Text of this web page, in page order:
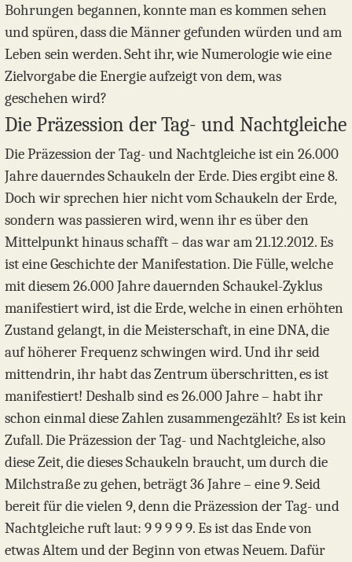
Bohrungen begannen, konnte man es kommen sehen
und spüren, dass die Männer gefunden würden und am
Leben sein werden. Seht ihr, wie Numerologie wie eine
Zielvorgabe die Energie aufzeigt von dem, was
geschehen wird?
Die Präzession der Tag- und Nachtgleiche
Die Präzession der Tag- und Nachtgleiche ist ein 26.000
Jahre dauerndes Schaukeln der Erde. Dies ergibt eine 8.
Doch wir sprechen hier nicht vom Schaukeln der Erde,
sondern was passieren wird, wenn ihr es über den
Mittelpunkt hinaus schafft – das war am 21.12.2012. Es
ist eine Geschichte der Manifestation. Die Fülle, welche
mit diesem 26.000 Jahre dauernden Schaukel-Zyklus
manifestiert wird, ist die Erde, welche in einen erhöhten
Zustand gelangt, in die Meisterschaft, in eine DNA, die
auf höherer Frequenz schwingen wird. Und ihr seid
mittendrin, ihr habt das Zentrum überschritten, es ist
manifestiert! Deshalb sind es 26.000 Jahre – habt ihr
schon einmal diese Zahlen zusammengezählt? Es ist kein
Zufall. Die Präzession der Tag- und Nachtgleiche, also
diese Zeit, die dieses Schaukeln braucht, um durch die
Milchstraße zu gehen, beträgt 36 Jahre – eine 9. Seid
bereit für die vielen 9, denn die Präzession der Tag- und
Nachtgleiche ruft laut: 9 9 9 9 9. Es ist das Ende von
etwas Altem und der Beginn von etwas Neuem. Dafür